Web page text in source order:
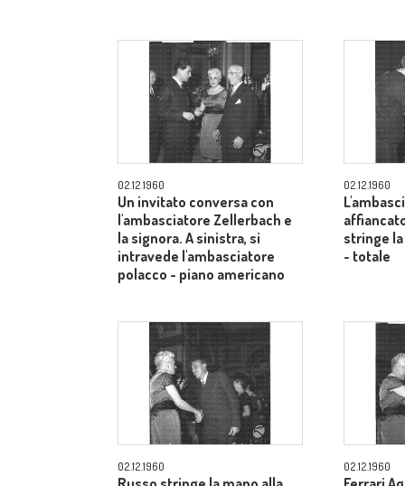
02.12.1960
Un invitato conversa con
l'ambasciatore Zellerbach e
la signora. A sinistra, si
intravede l'ambasciatore
polacco - piano americano
02.12.1960
stringe
- totale
02.12.1960 02.12.1960